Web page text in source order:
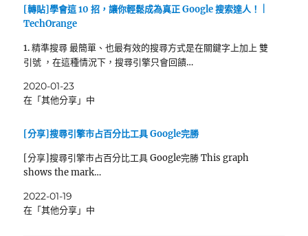
[轉貼]學會這 10 招，讓你輕鬆成為真正 Google 搜索達人！ |
TechOrange
1. 精準搜尋 最簡單、也最有效的搜尋方式是在關鍵字上加上 雙
引號 ，在這種情況下，搜尋引擎只會回饋…
2020-01-23
在「其他分享」中
[分享]搜尋引擎市占百分比工具 Google完勝
[分享]搜尋引擎市占百分比工具 Google完勝 This graph
shows the mark…
2022-01-19
在「其他分享」中